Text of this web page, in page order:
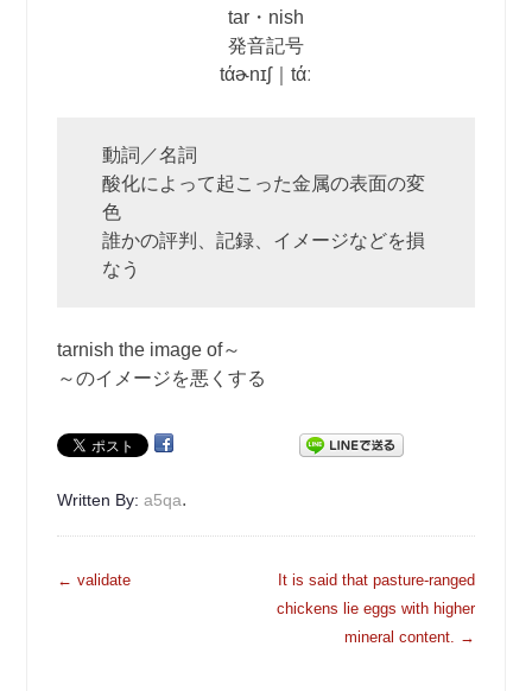
tar・nish
発音記号
tάɚnɪʃ｜tάː
動詞／名詞
酸化によって起こった金属の表面の変
色
誰かの評判、記録、イメージなどを損
なう
tarnish the image of～
～のイメージを悪くする
Written By:a5qa.
投
← validate
It is said that pasture-ranged
chickens lie eggs with higher
mineral content. →